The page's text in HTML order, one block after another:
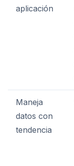
aplicación
Maneja
datos con
tendencia